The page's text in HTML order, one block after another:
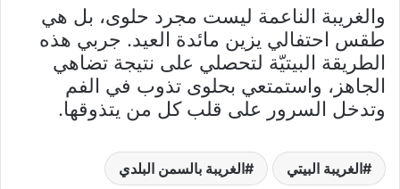
والغريبة الناعمة ليست مجرد حلوى، بل هي
طقس احتفالي يزين مائدة العيد. جربي هذه
الطريقة البيتيّة لتحصلي على نتيجة تضاهي
الجاهز، واستمتعي بحلوى تذوب في الفم
وتدخل السرور على قلب كل من يتذوقها.
الغريبة البيتي الغريبة بالسمن البلدي